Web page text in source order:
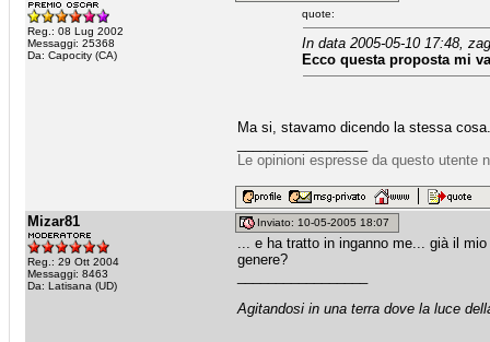
Reg.: 08 Lug 2002
Messaggi: 25368
Da: Capocity (CA)
quote:
In data 2005-05-10 17:48,
Ecco questa proposta mi
Ma si, stavamo dicendo la stessa
Le opinioni espresse da questo utente
Mizar81
Reg.: 29 Ott 2004
Messaggi: 8463
Da: Latisana (UD)
Inviato: 10-05-2005 18:07
... e ha tratto in inganno me... già il
genere?
Agitandosi in una terra dove la luce